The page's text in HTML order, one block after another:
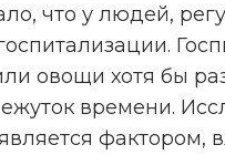
что у людей,
овощи хотя бы
времени.
фактором,